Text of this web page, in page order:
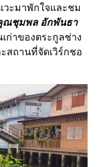
วะมาพักใจและชม
ณชุมพล อักพันธา
ก่าของตระกูลช่าง
สถานที่จัดเวิร์กชอ